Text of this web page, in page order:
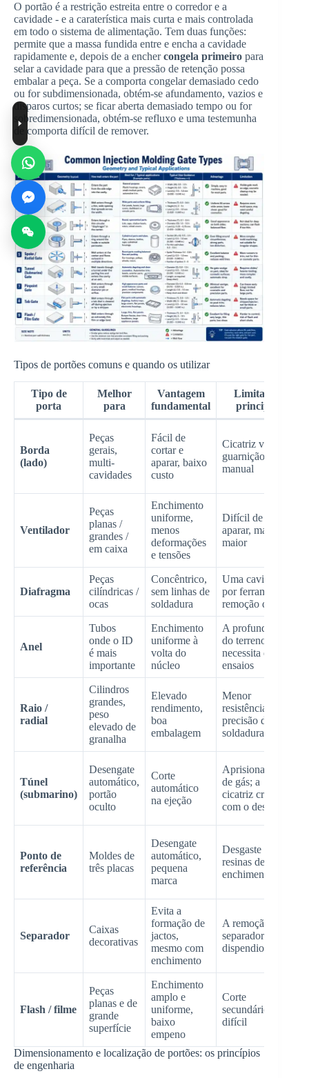
O portão é a restrição estreita entre o corredor e a
cavidade - e a caraterística mais curta e mais controlada
em todo o sistema de alimentação. Tem duas funções:
permite que a massa fundida entre e encha a cavidade
rapidamente e, depois de a enchercongela primeiro para
selar a cavidade para que a pressão de retenção possa
embalar a peça. Se a comporta congelar demasiado cedo
ou for subdimensionada, obtém-se afundamento, vazios e
disparos curtos; se ficar aberta demasiado tempo ou for
sobredimensionada, obtém-se refluxo e uma testemunha
de comporta difícil de remover.
Tipos de portões comuns e quando os utilizar
Tipo de
porta
Melhor
para
Vantagem
fundamental
Limitação
principal
Borda
(lado)
Peças
gerais,
multi-
cavidades
Fácil de
cortar e
aparar, baixo
custo
Cicatriz visível;
guarnição
manual
Ventilador
Peças
planas /
grandes /
em caixa
Enchimento
uniforme,
menos
deformações
e tensões
Difícil de
aparar, marca
maior
Diafragma
Peças
cilíndricas /
ocas
Concêntrico,
sem linhas de
soldadura
Uma cavidade
por ferramenta;
remoção difícil
Anel
Tubos
onde o ID
é mais
importante
Enchimento
uniforme à
volta do
núcleo
A profundidade
do terreno
necessita de
ensaios
Raio /
radial
Cilindros
grandes,
peso
elevado de
granalha
Elevado
rendimento,
boa
embalagem
Menor
resistência e
precisão da
soldadura
Túnel
(submarino)
Desengate
automático,
portão
oculto
Corte
automático
na ejeção
Aprisionamento
de gás; a
cicatriz cresce
com o desgaste
Ponto de
referência
Moldes de
três placas
Desengate
automático,
pequena
marca
Desgaste com
resinas de
enchimento
Separador
Caixas
decorativas
Evita a
formação de
jactos,
mesmo com
enchimento
A remoção do
separador é
dispendiosa
Flash / filme
Peças
planas e de
grande
superfície
Enchimento
amplo e
uniforme,
baixo
empeno
Corte
secundário
difícil
Dimensionamento e localização de portões: os princípios
de engenharia